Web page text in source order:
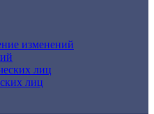
изменений
лиц
лиц